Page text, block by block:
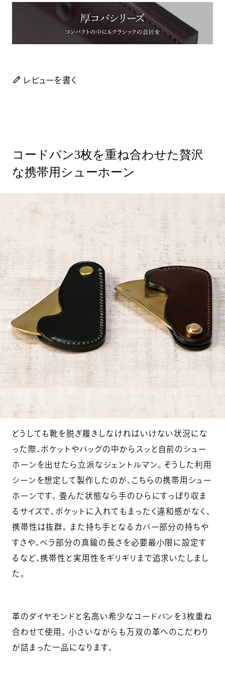
レビューを書く
コードバン3枚を重ね合わせた贅沢
な携帯用シューホーン
どうしても靴を脱ぎ履きしなければいけない状況にな
った際、ポケットやバッグの中からスッと自前のシュー
ホーンを出せたら立派なジェントルマン。 そうした利用
シーンを想定して製作したのが、こちらの携帯用シュー
ホーンです。 畳んだ状態なら手のひらにすっぽり収ま
るサイズで、ポケットに入れてもまったく違和感がなく、
携帯性は抜群。 また持ち手となるカバー部分の持ちや
すさや、ベラ部分の真鍮の長さを必要最小限に設定す
るなど、携帯性と実用性をギリギリまで追求いたしまし
た。
革のダイヤモンドと名高い希少なコードバンを3枚重ね
合わせて使用。 小さいながらも万双の革へのこだわり
が詰まった一品になります。